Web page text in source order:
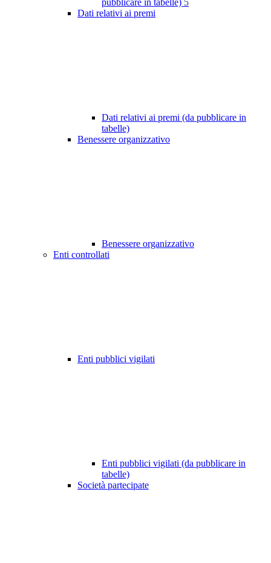
pubblicare in tabelle) 5
Dati relativi ai premi
Dati relativi ai premi (da pubblicare in
tabelle)
Benessere organizzativo
Benessere organizzativo
Enti controllati
Enti pubblici vigilati
Enti pubblici vigilati (da pubblicare in
tabelle)
Società partecipate